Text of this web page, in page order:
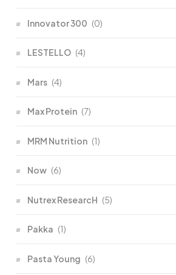
Innovator 300 (0)
LESTELLO (4)
Mars (4)
Max Protein (7)
MRM Nutrition (1)
Now (6)
Nutrex ResearcH (5)
Pakka (1)
Pasta Young (6)